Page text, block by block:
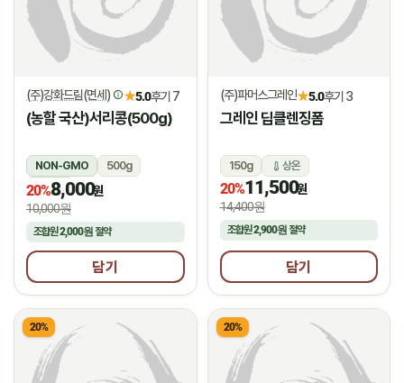
(주)강화드림(면세) ★5.0후기 7
(농할 국산)서리콩(500g)
NON-GMO
500g
상온
20%8,000원
10,000원
조합원2,000원 절약
담기
(주)파머스그레인★5.0후기 3
그레인 딥클렌징폼
150g 상온
20%11,500원
14,400원
조합원2,900원절약
담기
20% 20%